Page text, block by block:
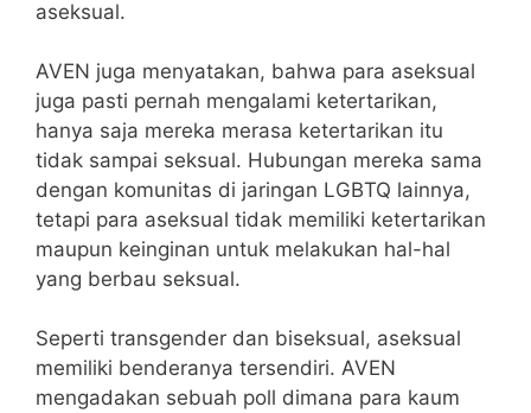
aseksual.
AVEN juga menyatakan, bahwa para aseksual
juga pasti pernah mengalami ketertarikan,
hanya saja mereka merasa ketertarikan itu
tidak sampai seksual. Hubungan mereka sama
dengan komunitas di jaringan LGBTQ lainnya,
tetapi para aseksual tidak memiliki ketertarikan
maupun keinginan untuk melakukan hal-hal
yang berbau seksual.
Seperti transgender dan biseksual, aseksual
memiliki benderanya tersendiri. AVEN
mengadakan sebuah poll dimana para kaum